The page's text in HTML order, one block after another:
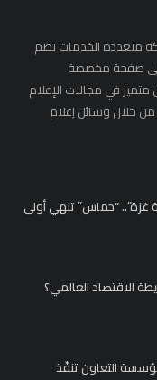
متعددة الخدمات تضم
إلى صفحة مخصصة
في مجالات الإعلام
من خلال وسائل إعلام
غزة”.. “حماس” تنهي أولى
الاقتصاد العالمي؟
التعاون تنفّذ